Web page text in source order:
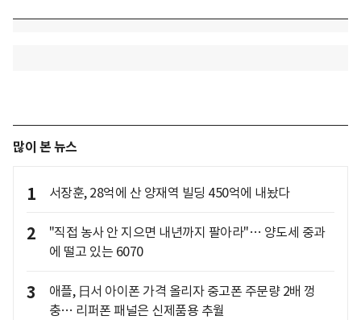
많이 본 뉴스
1 서장훈, 28억에 산 양재역 빌딩 450억에 내놨다
2
"직접 농사 안 지으면 내년까지 팔아라"… 양도세 중과
에 떨고 있는 6070
3
애플, 日서 아이폰 가격 올리자 중고폰 주문량 2배 껑
충… 리퍼폰 패널은 신제품용 추월